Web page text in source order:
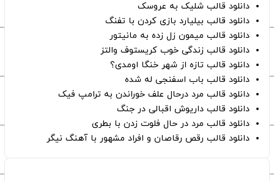
دانلود قالب شلیک به عروسک
دانلود قالب بیلیارد بازی کردن با تفنگ
دانلود قالب میمون زل زده به مانیتور
دانلود قالب زندگی خوب کریستوف والتز
دانلود قالب تازه از شهر خنگا اومدی؟
دانلود قالب باب اسفنجی له شده
دانلود قالب مرد درحال علف خوراندن به ترامپ فیک
دانلود قالب داریوش اقبالی در جنگ
دانلود قالب مرد در حال فلوت زدن با بطری
دانلود قالب رقص رقاصان و افراد مشهور با آهنگ نیگر